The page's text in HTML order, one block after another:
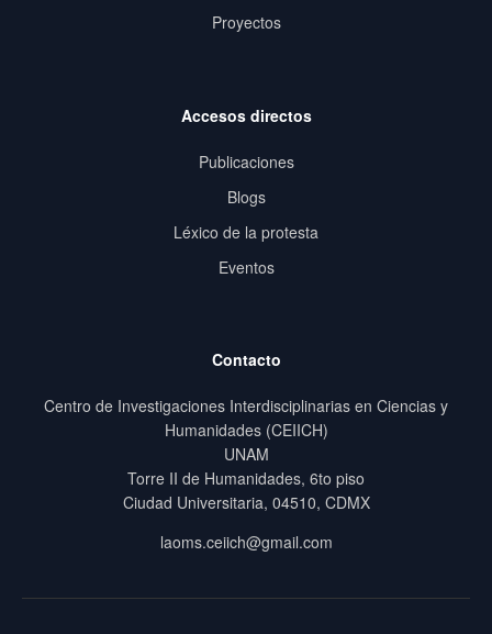
Proyectos
Accesos directos
Publicaciones
Blogs
Léxico de la protesta
Eventos
Contacto
Centro de Investigaciones Interdisciplinarias en Ciencias y
Humanidades (CEIICH)
UNAM
Torre II de Humanidades, 6to piso
Ciudad Universitaria, 04510, CDMX
laoms.ceiich@gmail.com